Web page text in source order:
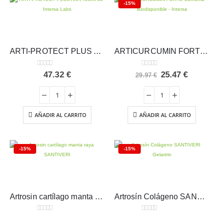
ARTI-PROTECT PLUS Arti-Protect – Intersa
out of 5
47.32 €
AÑADIR AL CARRITO
-15%
ARTICURCUMIN FORTE Cúrcuma Biodisponible – Intersa
0 out of 5
29.97€ El
era:
29.97 €.
25.47€El
25.47 €.
AÑADIR AL CARRITO
-15%
Artrosin cartílago manta raya SANTIVERI
-15%
Artrosín Colágeno SANTIVERI Gelartrin